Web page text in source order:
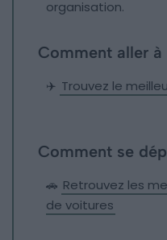
organisation.
Comment aller
✈️ Trouvez le
Comment se
🚗 Retrouvez les
de voitures